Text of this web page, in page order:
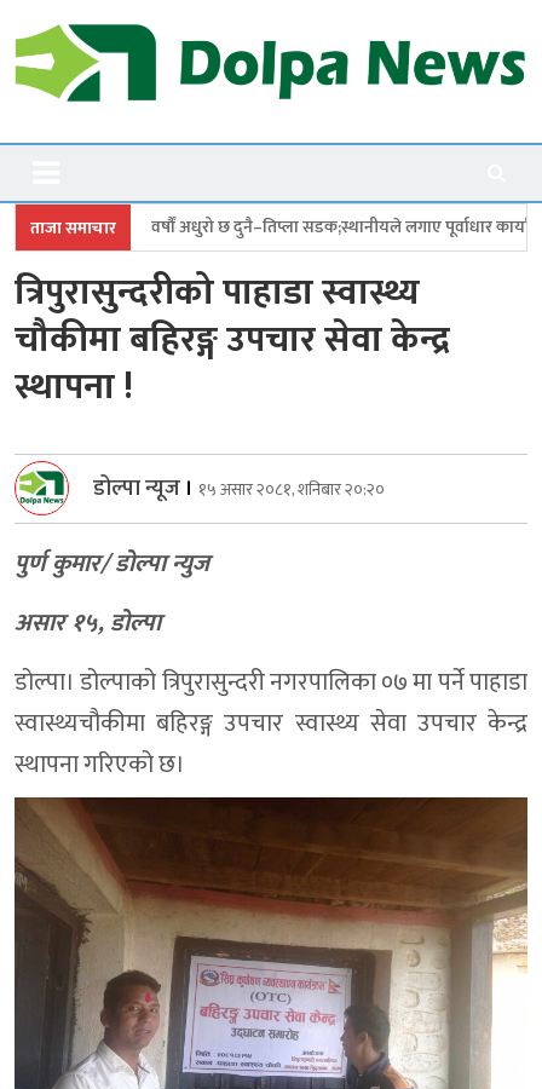
to
content
Dolpanews
ताजा समाचार
छ दुनै–तिप्ला सडक;स्थानीयले लगाए पूर्वाधार कार्यालयमा ताला छत्र
त्रिपुरासुन्दरीको पाहाडा स्वास्थ्य
चौकीमा बहिरङ्ग उपचार सेवा केन्द्र
स्थापना !
डोल्पा न्यूज । १५ असार २०८१, शनिबार २०:२०
पुर्ण कुमार/ डोल्पा न्युज
असार १५, डोल्पा
डोल्पा। डोल्पाको त्रिपुरासुन्दरी नगरपालिका ०७ मा पर्ने पाहाडा
स्वास्थ्यचौकीमा बहिरङ्ग उपचार स्वास्थ्य सेवा उपचार केन्द्र
स्थापना गरिएको छ।